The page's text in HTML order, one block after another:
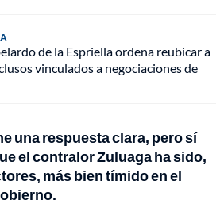
de la Espriella ordena reubicar a
vinculados a negociaciones de
una respuesta clara, pero sí
el contralor Zuluaga ha sido,
más bien tímido en el